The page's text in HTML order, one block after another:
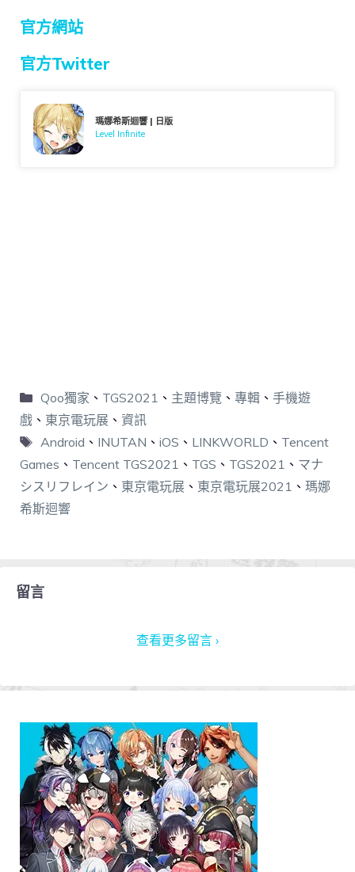
官方網站
官方Twitter
瑪娜希斯迴響 | 日版
Level Infinite
Qoo獨家 、 TGS2021 、 主題博覽 、 專輯、 手機遊
戲 、 東京電玩展 、 資訊
Android 、 INUTAN 、 iOS 、 LINKWORLD 、 Tencent
Games 、 Tencent TGS2021 、 TGS 、 TGS2021 、 マナ
シスリフレイン 、 東京電玩展 、 東京電玩展2021 、 瑪娜
希斯迴響
留言
查看更多留言 ›